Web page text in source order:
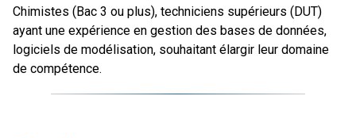
Chimistes (Bac 3 ou plus), techniciens supérieurs (DUT)
ayant une expérience en gestion des bases de données,
logiciels de modélisation, souhaitant élargir leur domaine
de compétence.